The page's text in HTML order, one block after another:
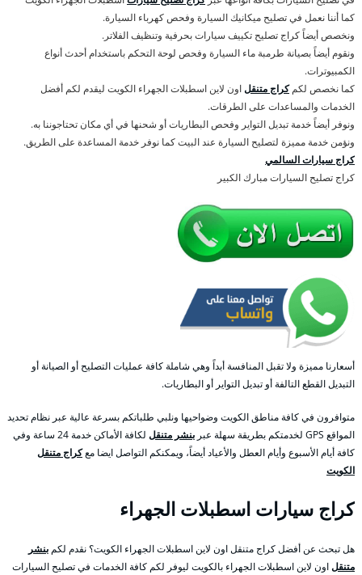
كما أننا نعمل في تصليح ميكانيك السيارة وفحص كهرباء السيارة.
ونخصص أيضاً كراج تصليح تكييف سيارات بحرفية وتنظيف الفلاتر.
ونقوم أيضاً بصيانة طرمبة ماء السيارة وفحص لوحة التحكم باستخدام أحدث أنواع
الكمبيوترات.
كما نخصص لكمكراج متنقلاون لاين اسطبلات الجهراء الكويت ليقدم لكم أفضل
الخدمات والمساعدات على الطرقات.
ونوفر أيضاً خدمة تبديل التواير وفحص البطاريات أو شحنها في أي مكان تحتاجوننا به.
ونؤمن خدمة مميزة لتصليح السيارة عند البيت كما نوفر خدمة المساعدة على الطريق.
كراج سيارات السالمي
كراج تصليح السيارات مبارك الكبير
أسعارنا مميزة ولا تقبل المنافسة أبداً وهي شاملة كافة عمليات التصليح أو الصيانة أو
التبديل القطع التالفة أو تبديل التواير أو البطاريات.
متوافرون في كافة مناطق الكويت وضواحيها ونلبي طلباتكم بسرعة عالية عبر نظام تحديد
المواقع GPS لخدمتكم بطريقة سهلة عبر
بنشر متنقل
لكافة الأماكن خدمة 24 ساعة وفي
كافة أيام الأسبوع وأيام العطل والأعياد أيضاً، ويمكنكم التواصل ايضا معكراج متنقل
الكويت
كراج سيارات اسطبلات الجهراء
هل تبحث عن أفضل كراج متنقل اون لاين اسطبلات الجهراء الكويت؟ نقدم لكم بنشر
متنقلاون لاين اسطبلات الجهراء بالكويت ليوفر لكم كافة الخدمات في تصليح السيارات